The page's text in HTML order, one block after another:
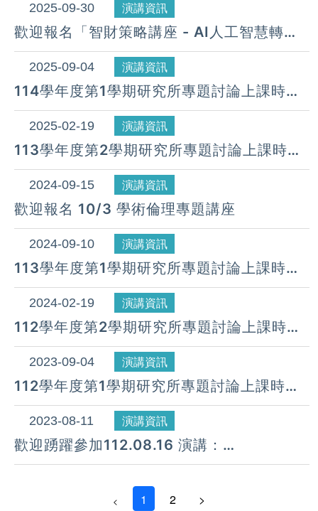
2025-09-30 演講資訊
歡迎報名「智財策略講座 - AI人工智慧轉角
遇到智財權保護制度」
2025-09-04 演講資訊
114學年度第1學期研究所專題討論上課時間
表
2025-02-19 演講資訊
113學年度第2學期研究所專題討論上課時間
表
2024-09-15 演講資訊
歡迎報名 10/3 學術倫理專題講座
2024-09-10 演講資訊
113學年度第1學期研究所專題討論上課時間
表
2024-02-19 演講資訊
112學年度第2學期研究所專題討論上課時間
表
2023-09-04 演講資訊
112學年度第1學期研究所專題討論上課時間
表
2023-08-11 演講資訊
歡迎踴躍參加112.08.16 演講：
APPLICATION OF AI IN TUBE BENDING
< 1 2 >